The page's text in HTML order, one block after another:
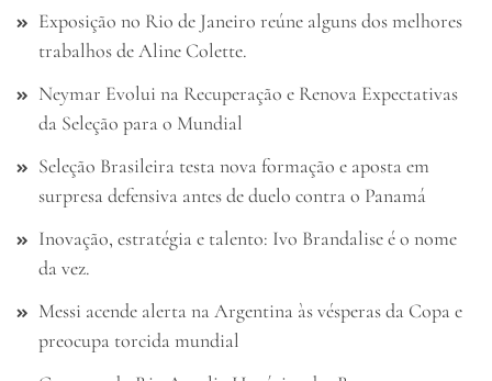
Exposição no Rio de Janeiro reúne alguns dos melhores
trabalhos de Aline Colette.
Neymar Evolui na Recuperação e Renova Expectativas
da Seleção para o Mundial
Seleção Brasileira testa nova formação e aposta em
surpresa defensiva antes de duelo contra o Panamá
Inovação, estratégia e talento: Ivo Brandalise é o nome
da vez.
Messi acende alerta na Argentina às vésperas da Copa e
preocupa torcida mundial